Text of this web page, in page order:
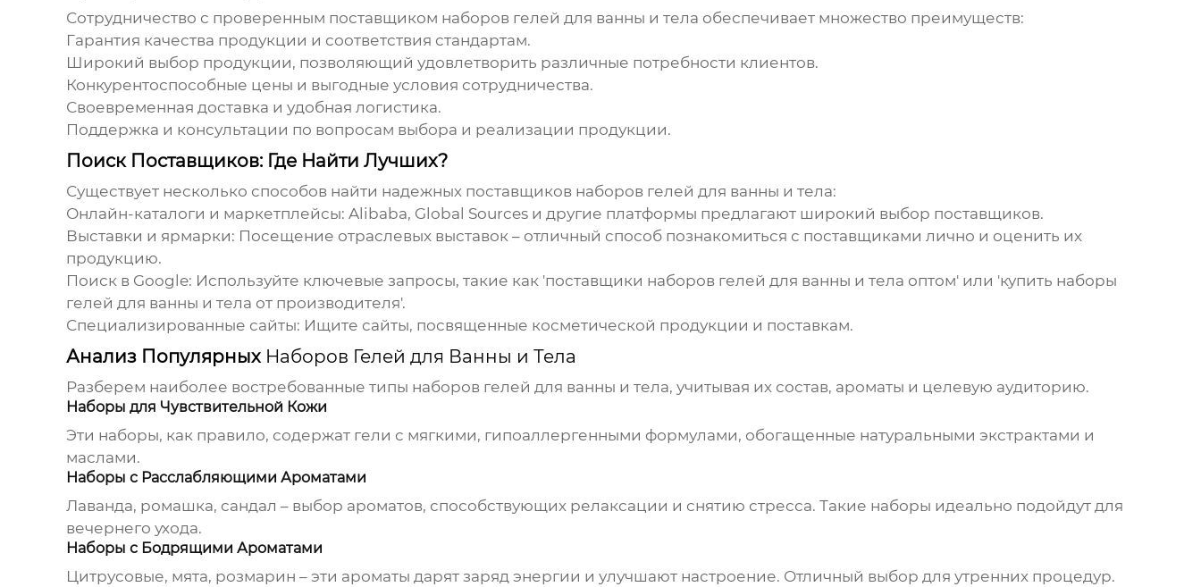
Сотрудничество с проверенным поставщиком наборов гелей для ванны и тела обеспечивает множество преимуществ:
Гарантия качества продукции и соответствия стандартам.
Широкий выбор продукции, позволяющий удовлетворить различные потребности клиентов.
Конкурентоспособные цены и выгодные условия сотрудничества.
Своевременная доставка и удобная логистика.
Поддержка и консультации по вопросам выбора и реализации продукции.
Поиск Поставщиков: Где Найти Лучших?
Существует несколько способов найти надежных поставщиков наборов гелей для ванны и тела:
Онлайн-каталоги и маркетплейсы: Alibaba, Global Sources и другие платформы предлагают широкий выбор поставщиков.
Выставки и ярмарки: Посещение отраслевых выставок – отличный способ познакомиться с поставщиками лично и оценить их
продукцию.
Поиск в Google: Используйте ключевые запросы, такие как 'поставщики наборов гелей для ванны и тела оптом' или 'купить наборы
гелей для ванны и тела от производителя'.
Специализированные сайты: Ищите сайты, посвященные косметической продукции и поставкам.
Анализ Популярных Наборов Гелей для Ванны и Тела
Разберем наиболее востребованные типы наборов гелей для ванны и тела, учитывая их состав, ароматы и целевую аудиторию.
Наборы для Чувствительной Кожи
Эти наборы, как правило, содержат гели с мягкими, гипоаллергенными формулами, обогащенные натуральными экстрактами и
маслами.
Наборы с Расслабляющими Ароматами
Лаванда, ромашка, сандал – выбор ароматов, способствующих релаксации и снятию стресса. Такие наборы идеально подойдут для
вечернего ухода.
Наборы с Бодрящими Ароматами
Цитрусовые, мята, розмарин – эти ароматы дарят заряд энергии и улучшают настроение. Отличный выбор для утренних процедур.